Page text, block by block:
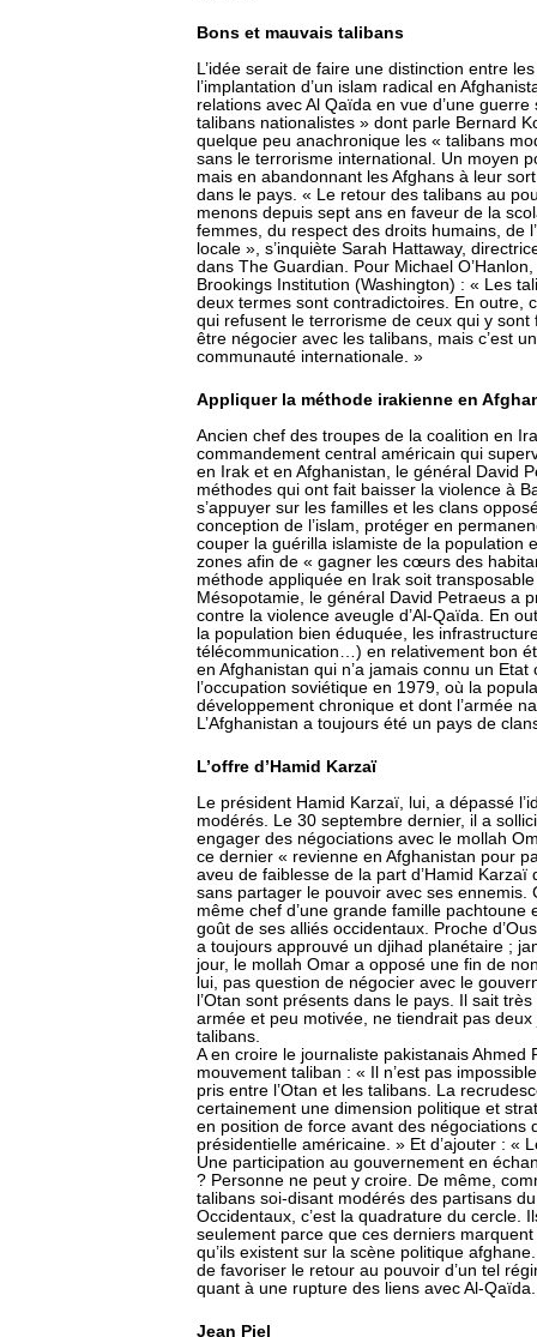
Bons et mauvais talibans
L’idée serait de faire une distinction entre
l’implantation d’un islam radical en
relations avec Al Qaïda en vue d’une
talibans nationalistes » dont parle Bernard
quelque peu anachronique les « talibans
sans le terrorisme international. Un moyen
mais en abandonnant les Afghans à leur
dans le pays. « Le retour des talibans au
menons depuis sept ans en faveur de la
femmes, du respect des droits humains, de
locale », s’inquiète Sarah Hattaway,
dans The Guardian. Pour Michael
Brookings Institution (Washington) : « Les
deux termes sont contradictoires. En outre,
qui refusent le terrorisme de ceux qui y sont
être négocier avec les talibans, mais c’est
communauté internationale. »
Appliquer la méthode irakienne en
Ancien chef des troupes de la coalition en
commandement central américain qui
en Irak et en Afghanistan, le général David
méthodes qui ont fait baisser la violence à
s’appuyer sur les familles et les clans
conception de l’islam, protéger en
couper la guérilla islamiste de la population
zones afin de « gagner les cœurs des
méthode appliquée en Irak soit
Mésopotamie, le général David Petraeus a
contre la violence aveugle d’Al-Qaïda. En
la population bien éduquée, les
télécommunication…) en relativement bon
en Afghanistan qui n’a jamais connu un
l’occupation soviétique en 1979, où la
développement chronique et dont l’armée
L’Afghanistan a toujours été un pays de
L’offre d’Hamid Karzaï
Le président Hamid Karzaï, lui, a dépassé
modérés. Le 30 septembre dernier, il a
engager des négociations avec le mollah
ce dernier « revienne en Afghanistan pour
aveu de faiblesse de la part d’Hamid Karzaï
sans partager le pouvoir avec ses
même chef d’une grande famille pachtoune
goût de ses alliés occidentaux. Proche
a toujours approuvé un djihad planétaire ;
jour, le mollah Omar a opposé une fin de
lui, pas question de négocier avec le
l’Otan sont présents dans le pays. Il sait
armée et peu motivée, ne tiendrait pas
talibans.
A en croire le journaliste pakistanais Ahmed
mouvement taliban : « Il n’est pas
pris entre l’Otan et les talibans. La
certainement une dimension politique et
en position de force avant des négociations
présidentielle américaine. » Et d’ajouter : «
Une participation au gouvernement en
? Personne ne peut y croire. De même,
talibans soi-disant modérés des partisans
Occidentaux, c’est la quadrature du cercle.
seulement parce que ces derniers
qu’ils existent sur la scène politique
de favoriser le retour au pouvoir d’un tel
quant à une rupture des liens avec Al-
Jean Piel